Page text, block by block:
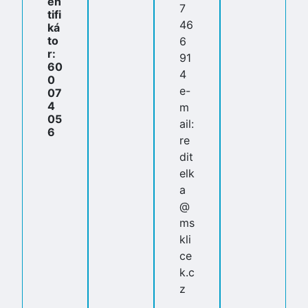
tifi
ká
to
r:
60
0
07
4
05
6
7
46
6
91
4
e-
m
ail:
re
dit
elk
a
@
ms
kli
ce
k.c
z